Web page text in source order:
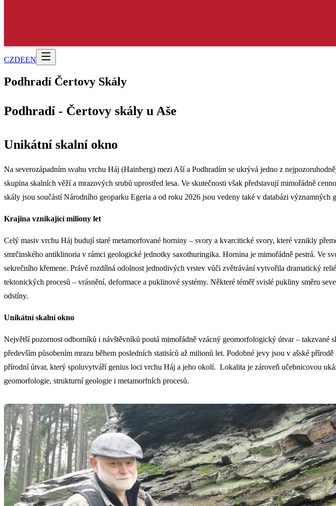
CZDEEN
Podhradí Čertovy Skály
Podhradí - Čertovy skály u Aše
Unikátní skalní okno
Na severozápadním svahu vrchu Háj (Hainberg) mezi Aší a Podhradím se ukrývá jedno z
skupina skalních věží a mrazových srubů uprostřed lesa. Ve skutečnosti však představují mimořádně
skály jsou součástí Národního geoparku Egeria a od roku 2026 jsou vedeny také v databázi
Krajina vznikající miliony let
Celý masiv vrchu Háj budují staré metamorfované horniny – svory a kvarcitické svory, které vznikly
smrčinského antiklinoria v rámci geologické jednotky saxothuringika. Hornina je mimořádně pestrá. Ve
sekrečního křemene. Právě rozdílná odolnost jednotlivých vrstev vůči zvětrávání vytvořila dramatický
tektonických procesů – vrásnění, deformace a puklinové systémy. Některé téměř svislé pukliny směru
odstíny.
Unikátní skalní okno
Největší pozornost odborníků i návštěvníků poutá mimořádně vzácný geomorfologický útvar –
především působením mrazu během posledních statisíců až milionů let. Podobné jevy jsou v ašské
přírodní útvar, který spoluvytváří genius loci vrchu Háj a jeho okolí. Lokalita je zároveň učebnicovou
geomorfologie, strukturní geologie i metamorfních procesů.